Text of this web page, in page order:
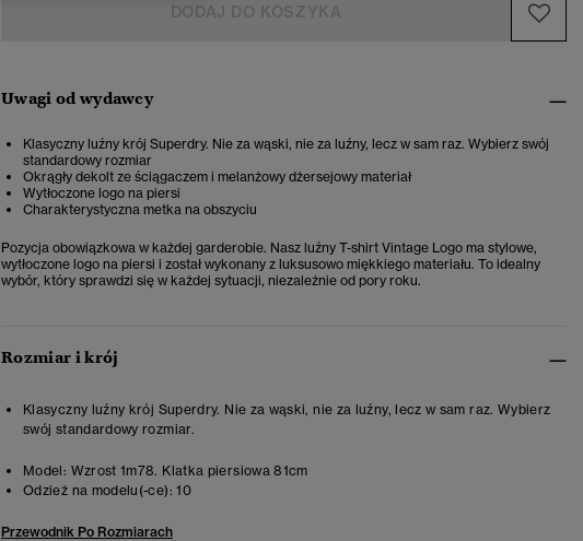
DODAJ DO KOSZYKA
Uwagi od wydawcy
Klasyczny luźny krój Superdry. Nie za wąski, nie za luźny, lecz w sam raz. Wybierz swój
standardowy rozmiar
Okrągły dekolt ze ściągaczem i melanżowy dżersejowy materiał
Wytłoczone logo na piersi
Charakterystyczna metka na obszyciu
Pozycja obowiązkowa w każdej garderobie. Nasz luźny T-shirt Vintage Logo ma stylowe,
wytłoczone logo na piersi i został wykonany z luksusowo miękkiego materiału. To idealny
wybór, który sprawdzi się w każdej sytuacji, niezależnie od pory roku.
Rozmiar i krój
Klasyczny luźny krój Superdry. Nie za wąski, nie za luźny, lecz w sam raz. Wybierz
swój standardowy rozmiar.
Model: Wzrost 1m78. Klatka piersiowa 81cm
Odzież na modelu(-ce): 10
Przewodnik Po Rozmiarach